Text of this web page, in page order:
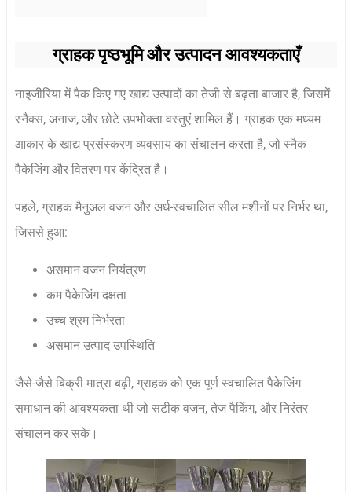
ग्राहक पृष्ठभूमि और उत्पादन आवश्यकताएँ
नाइजीरिया में पैक किए गए खाद्य उत्पादों का तेजी से बढ़ता बाजार है, जिसमें
स्नैक्स, अनाज, और छोटे उपभोक्ता वस्तुएं शामिल हैं। ग्राहक एक मध्यम
आकार के खाद्य प्रसंस्करण व्यवसाय का संचालन करता है, जो स्नैक
पैकेजिंग और वितरण पर केंद्रित है।
पहले, ग्राहक मैनुअल वजन और अर्ध-स्वचालित सील मशीनों पर निर्भर था,
जिससे हुआ:
असमान वजन नियंत्रण
कम पैकेजिंग दक्षता
उच्च श्रम निर्भरता
असमान उत्पाद उपस्थिति
जैसे-जैसे बिक्री मात्रा बढ़ी, ग्राहक को एक पूर्ण स्वचालित पैकेजिंग
समाधान की आवश्यकता थी जो सटीक वजन, तेज पैकिंग, और निरंतर
संचालन कर सके।